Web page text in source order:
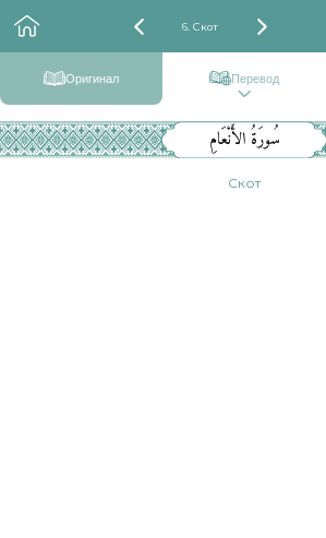
6. Скот
Оригинал Перевод
سُورَةُ الأَنْعَامِ
Скот